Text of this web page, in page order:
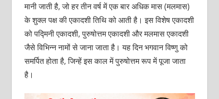
मानी जाती है, जो हर तीन वर्ष में एक बार अधिक मास (मलमास)
के शुक्ल पक्ष की एकादशी तिथि को आती है। इस विशेष एकादशी
को पद्मिनी एकादशी, पुरुषोत्तम एकादशी और मलमास एकादशी
जैसे विभिन्न नामों से जाना जाता है। यह दिन भगवान विष्णु को
समर्पित होता है, जिन्हें इस काल में पुरुषोत्तम रूप में पूजा जाता
है।